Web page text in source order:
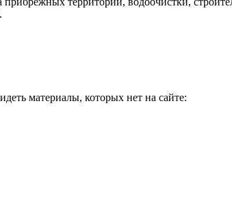
материалы, которых нет на сайте: